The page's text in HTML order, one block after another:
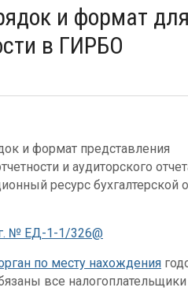
и формат
в ГИРБО
и формат представления
и аудиторского
ресурс бухгалтерской
№ ЕД-1-1/326@
по месту нахождения
все налогоплательщики